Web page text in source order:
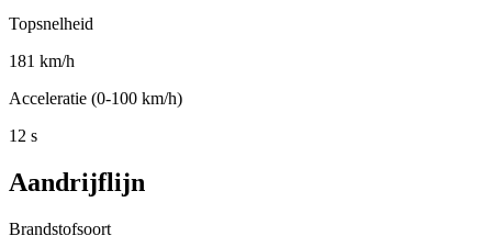
Topsnelheid
181 km/h
Acceleratie (0-100 km/h)
12 s
Aandrijflijn
Brandstofsoort